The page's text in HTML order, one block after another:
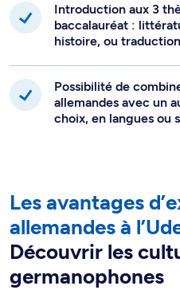
Introduction aux 3
baccalauréat :
histoire, ou
Possibilité de
allemandes avec un
choix, en langues ou
Les avantages
allemandes à
Découvrir les
germanophones